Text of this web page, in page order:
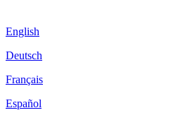
English
Deutsch
Français
Español